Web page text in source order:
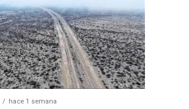
hace 1 semana